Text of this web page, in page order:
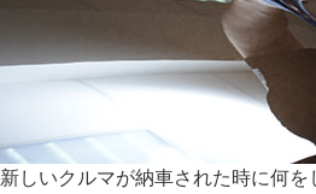
新しいクルマが納車された時に何